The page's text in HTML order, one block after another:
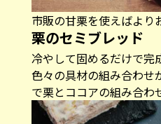
市販の甘栗を使えばより
栗のセミブレッド
冷やして固めるだけで完
色々の具材の組み合わせ
で栗とココアの組み合わ